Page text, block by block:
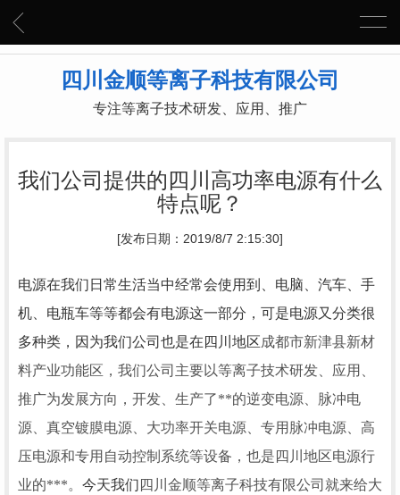
四川金顺等离子科技有限公司
专注等离子技术研发、应用、推广
我们公司提供的四川高功率电源有什么
特点呢？
[发布日期：2019/8/7 2:15:30]
电源在我们日常生活当中经常会使用到、电脑、汽车、手
机、电瓶车等等都会有电源这一部分，可是电源又分类很
多种类，因为我们公司也是在四川地区成都市新津县新材
料产业功能区，我们公司主要以等离子技术研发、应用、
推广为发展方向，开发、生产了**的逆变电源、脉冲电
源、真空镀膜电源、大功率开关电源、专用脉冲电源、高
压电源和专用自动控制系统等设备，也是四川地区电源行
业的***。 今天我们 四川金顺等离子科技有限公司就来给大